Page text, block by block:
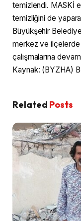
temizlendi. MASKİ
temizliğini de
Büyükşehir
merkez ve ilçelerde
çalışmalarına
Kaynak: (BYZHA)
Related Posts